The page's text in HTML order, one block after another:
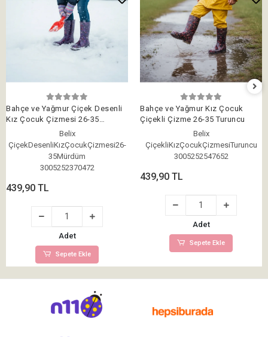
Bahçe ve Yağmur Çiçek Desenli
Kız Çocuk Çizmesi 26-35
Belix
ÇiçekDesenliKızÇocukÇizmesi26-
35Mürdüm
3005252370472
439,90 TL
Adet
Sepete Ekle
Bahçe ve Yağmur Kız Çocuk
Çiçekli Çizme 26-35 Turuncu
Belix
ÇiçekliKızÇocukÇizmesiTuruncu
3005252547652
439,90 TL
Adet
Sepete Ekle